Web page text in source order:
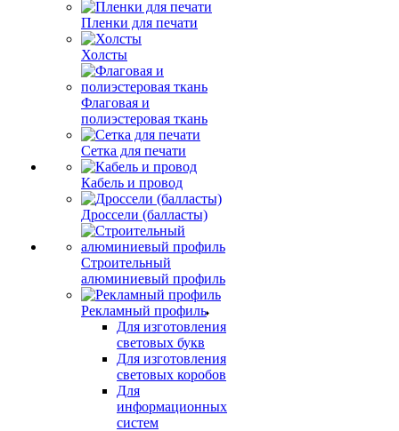
Пленки для печати
Холсты
Флаговая и
полиэстеровая ткань
Сетка для печати
Кабель и провод
Дроссели (балласты)
Строительный
алюминиевый профиль
Рекламный профиль
Для изготовления
световых букв
Для изготовления
световых коробов
Для
информационных
систем